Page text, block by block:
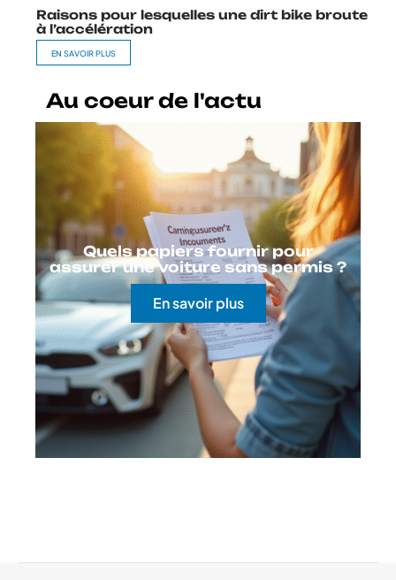
Raisons pour lesquelles une dirt bike broute
à l’accélération
EN SAVOIR PLUS
Au coeur de l'actu
Quels papiers fournir pour
assurer une voiture sans permis ?
En savoir plus